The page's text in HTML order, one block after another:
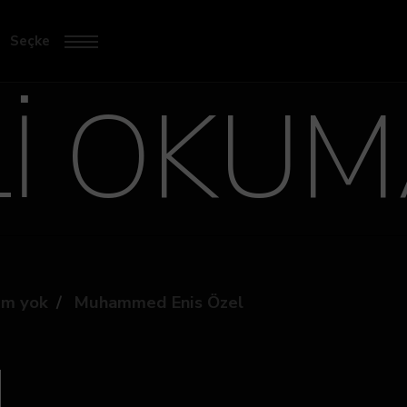
Seçke
yok Muhammed Enis Özel